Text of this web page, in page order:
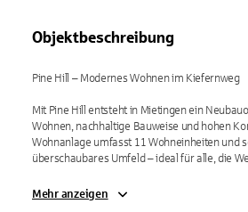
Objektbeschreibung
Pine Hill – Modernes Wohnen im Kiefernweg
Mit Pine Hill entsteht in Mietingen ein
Wohnen, nachhaltige Bauweise und hohen
Wohnanlage umfasst 11 Wohneinheiten und
überschaubares Umfeld – ideal für alle, die
Mehr anzeigen